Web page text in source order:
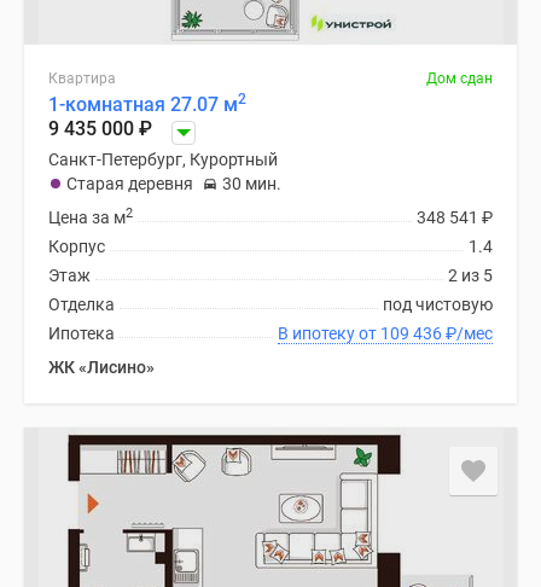
Квартира Дом сдан
1-комнатная 27.07 м2
9 435 000 ₽
Санкт-Петербург, Курортный
Старая деревня
30 мин.
348 541 ₽
Цена за м2
1.4
Корпус
2 из 5
Этаж
под чистовую
Отделка
В ипотеку от 109 436₽/мес
Ипотека
ЖК «Лисино»